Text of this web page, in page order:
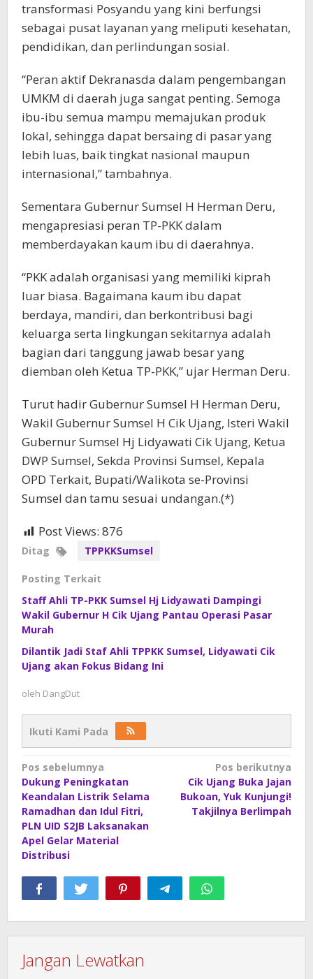
transformasi Posyandu yang kini berfungsi
sebagai pusat layanan yang meliputi kesehatan,
pendidikan, dan perlindungan sosial.
“Peran aktif Dekranasda dalam pengembangan
UMKM di daerah juga sangat penting. Semoga
ibu-ibu semua mampu memajukan produk
lokal, sehingga dapat bersaing di pasar yang
lebih luas, baik tingkat nasional maupun
internasional,” tambahnya.
Sementara Gubernur Sumsel H Herman Deru,
mengapresiasi peran TP-PKK dalam
memberdayakan kaum ibu di daerahnya.
“PKK adalah organisasi yang memiliki kiprah
luar biasa. Bagaimana kaum ibu dapat
berdaya, mandiri, dan berkontribusi bagi
keluarga serta lingkungan sekitarnya adalah
bagian dari tanggung jawab besar yang
diemban oleh Ketua TP-PKK,” ujar Herman Deru.
Turut hadir Gubernur Sumsel H Herman Deru,
Wakil Gubernur Sumsel H Cik Ujang, Isteri Wakil
Gubernur Sumsel Hj Lidyawati Cik Ujang, Ketua
DWP Sumsel, Sekda Provinsi Sumsel, Kepala
OPD Terkait, Bupati/Walikota se-Provinsi
Sumsel dan tamu sesuai undangan.(*)
Post Views: 876
Ditag TPPKKSumsel
Posting Terkait
Staff Ahli TP-PKK Sumsel Hj Lidyawati Dampingi
Wakil Gubernur H Cik Ujang Pantau Operasi Pasar
Murah
Dilantik Jadi Staf Ahli TPPKK Sumsel, Lidyawati Cik
Ujang akan Fokus Bidang Ini
oleh DangDut
Ikuti Kami Pada
Navigasi
pos
Pos sebelumnya
Dukung Peningkatan
Keandalan Listrik Selama
Ramadhan dan Idul Fitri,
PLN UID S2JB Laksanakan
Apel Gelar Material
Distribusi
Pos berikutnya
Cik Ujang Buka Jajan
Bukoan, Yuk Kunjungi!
Takjilnya Berlimpah
Jangan Lewatkan